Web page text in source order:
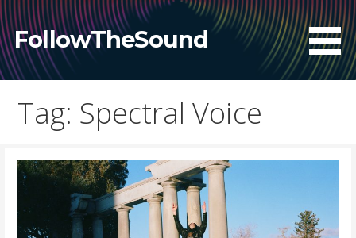
Skip
to
content
FollowTheSound
Tag: Spectral Voice